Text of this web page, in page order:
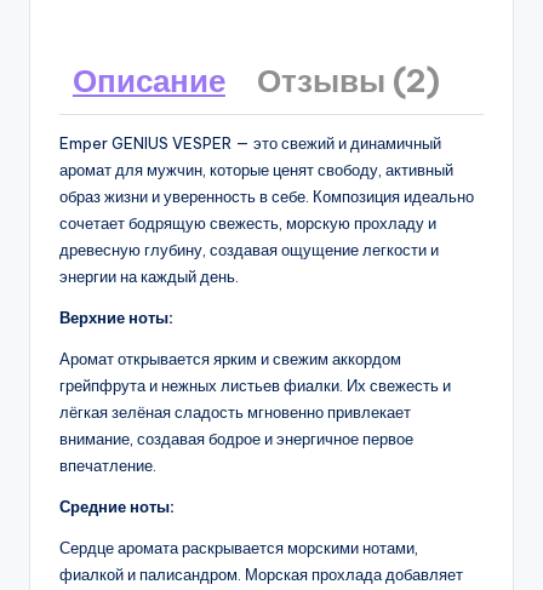
Описание Отзывы (2)
Emper GENIUS VESPER — это свежий и динамичный
аромат для мужчин, которые ценят свободу, активный
образ жизни и уверенность в себе. Композиция идеально
сочетает бодрящую свежесть, морскую прохладу и
древесную глубину, создавая ощущение легкости и
энергии на каждый день.
Верхние ноты:
Аромат открывается ярким и свежим аккордом
грейпфрута и нежных листьев фиалки. Их свежесть и
лёгкая зелёная сладость мгновенно привлекает
внимание, создавая бодрое и энергичное первое
впечатление.
Средние ноты:
Сердце аромата раскрывается морскими нотами,
фиалкой и палисандром. Морская прохлада добавляет